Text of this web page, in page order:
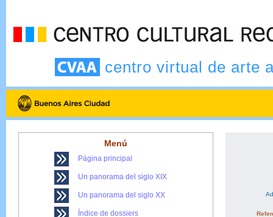
centro virtual de arte
Menú
Página principal
Un panorama del siglo XIX
Un panorama del siglo XX
Índice de dossiers